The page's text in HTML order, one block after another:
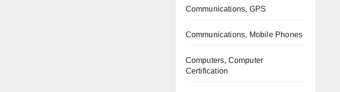
Communications, GPS
Communications, Mobile Phones
Computers, Computer
Certification